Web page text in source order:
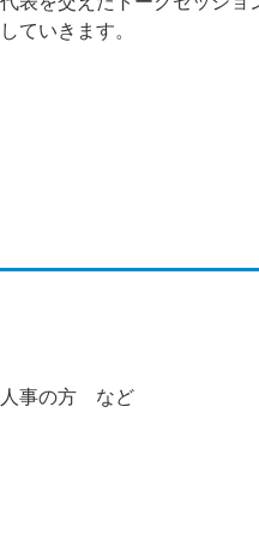
ていきます。
人事の方 など